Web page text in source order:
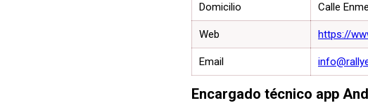
Domicilio Calle
Web https://
Email
Encargado técnico app